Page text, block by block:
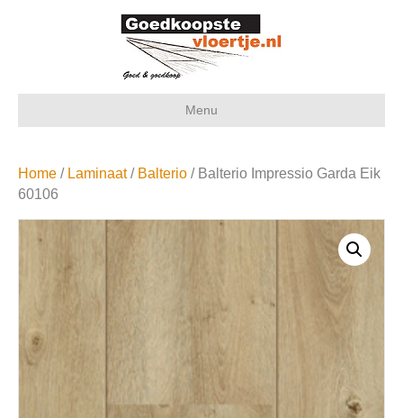
Menu
Home / Laminaat/ Balterio / Balterio Impressio Garda Eik
60106